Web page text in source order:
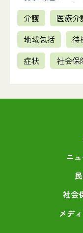
介護
医療介
地域包括
待
症状
社会保
ニ
社会
メデ